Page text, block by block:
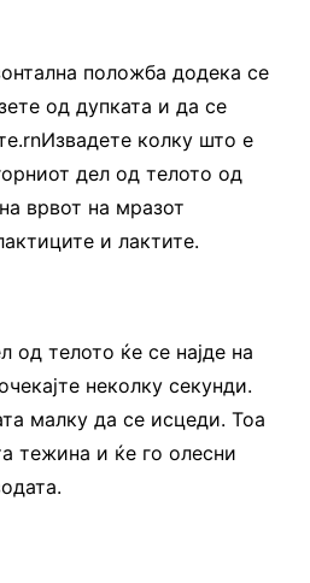
положба додека се
од дупката и да се
колку што е
дел од телото од
врвот на мразот
и лактите.
од телото ќе се најде на
неколку секунди.
малку да се исцеди. Тоа
тежина и ќе го олесни